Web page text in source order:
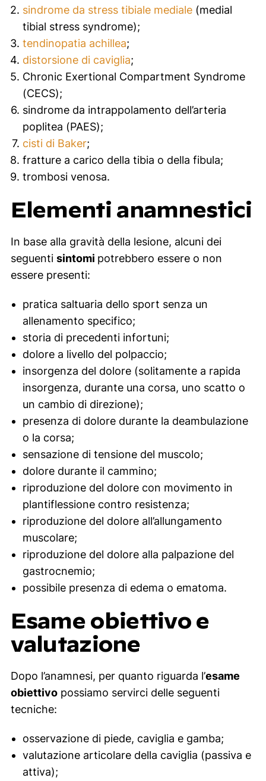
sindrome da stress tibiale mediale(medial
tibial stress syndrome);
tendinopatia achillea;
distorsione di caviglia;
Chronic Exertional Compartment Syndrome
(CECS);
sindrome da intrappolamento dell’arteria
poplitea (PAES);
cisti di Baker;
fratture a carico della tibia o della fibula;
trombosi venosa.
Elementi anamnestici
In base alla gravità della lesione, alcuni dei
seguenti sintomi potrebbero essere o non
essere presenti:
pratica saltuaria dello sport senza un
allenamento specifico;
storia di precedenti infortuni;
dolore a livello del polpaccio;
insorgenza del dolore (solitamente a rapida
insorgenza, durante una corsa, uno scatto o
un cambio di direzione);
presenza di dolore durante la deambulazione
o la corsa;
sensazione di tensione del muscolo;
dolore durante il cammino;
riproduzione del dolore con movimento in
plantiflessione contro resistenza;
riproduzione del dolore all’allungamento
muscolare;
riproduzione del dolore alla palpazione del
gastrocnemio;
possibile presenza di edema o ematoma.
Esame obiettivo e
valutazione
Dopo l’anamnesi, per quanto riguarda l’esame
obiettivopossiamo servirci delle seguenti
tecniche:
osservazione di piede, caviglia e gamba;
valutazione articolare della caviglia (passiva e
attiva);